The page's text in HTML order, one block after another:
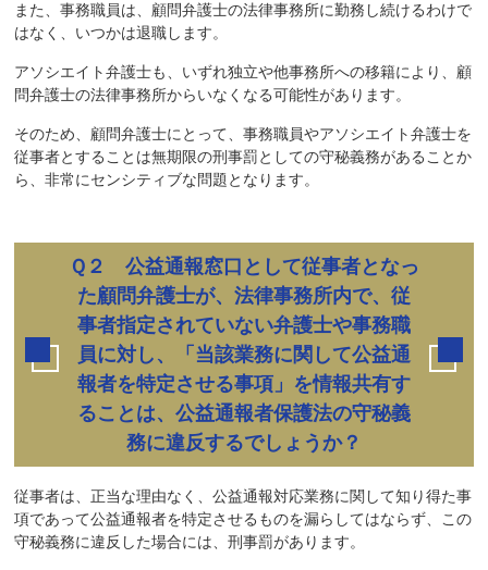
また、事務職員は、顧問弁護士の法律事務所に勤務し続けるわけで
はなく、いつかは退職します。
アソシエイト弁護士も、いずれ独立や他事務所への移籍により、顧
問弁護士の法律事務所からいなくなる可能性があります。
そのため、顧問弁護士にとって、事務職員やアソシエイト弁護士を
従事者とすることは無期限の刑事罰としての守秘義務があることか
ら、非常にセンシティブな問題となります。
Ｑ２ 公益通報窓口として従事者となっ
た顧問弁護士が、法律事務所内で、従
事者指定されていない弁護士や事務職
員に対し、「当該業務に関して公益通
報者を特定させる事項」を情報共有す
ることは、公益通報者保護法の守秘義
務に違反するでしょうか？
従事者は、正当な理由なく、公益通報対応業務に関して知り得た事
項であって公益通報者を特定させるものを漏らしてはならず、この
守秘義務に違反した場合には、刑事罰があります。